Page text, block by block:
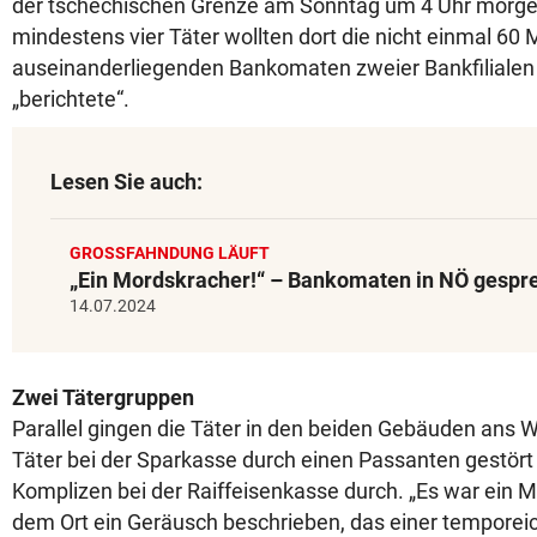
der tschechischen Grenze am Sonntag um 4 Uhr
mindestens vier Täter wollten dort die nicht einmal 60
auseinanderliegenden Bankomaten zweier
„berichtete“.
Lesen Sie auch:
GROSSFAHNDUNG LÄUFT
„Ein Mordskracher!“ – Bankomaten in NÖ
14.07.2024
Zwei Tätergruppen
Parallel gingen die Täter in den beiden Gebäuden ans
Täter bei der Sparkasse durch einen Passanten
Komplizen bei der Raiffeisenkasse durch. „Es war ein
dem Ort ein Geräusch beschrieben, das einer